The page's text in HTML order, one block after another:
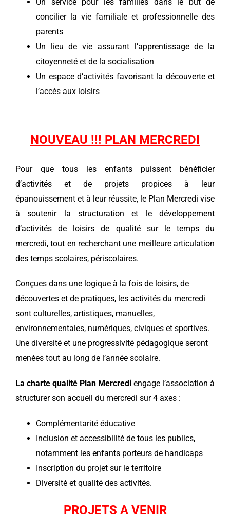
concilier la vie familiale et professionnelle des
parents
Un lieu de vie assurant l’apprentissage de la
citoyenneté et de la socialisation
Un espace d’activités favorisant la découverte et
l’accès aux loisirs
NOUVEAU !!! PLAN MERCREDI
Pour que tous les enfants puissent bénéficier
d’activités et de projets propices à leur
épanouissement et à leur réussite, le Plan Mercredi vise
à soutenir la structuration et le développement
d’activités de loisirs de qualité sur le temps du
mercredi, tout en recherchant une meilleure articulation
des temps scolaires, périscolaires.
Conçues dans une logique à la fois de loisirs, de
découvertes et de pratiques, les activités du mercredi
sont culturelles, artistiques, manuelles,
environnementales, numériques, civiques et sportives.
Une diversité et une progressivité pédagogique seront
menées tout au long de l’année scolaire.
La charte qualité Plan Mercredi engage l’association à
structurer son accueil du mercredi sur 4 axes :
Complémentarité éducative
Inclusion et accessibilité de tous les publics,
notamment les enfants porteurs de handicaps
Inscription du projet sur le territoire
Diversité et qualité des activités.
PROJETS A VENIR